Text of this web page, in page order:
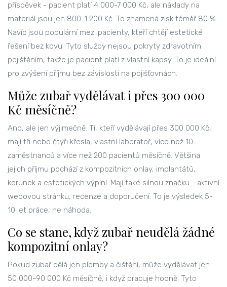
příspěvek - pacient platí 4 000-7 000 Kč, ale náklady na
materiál jsou jen 800-1 200 Kč. To znamená zisk téměř 80 %.
Navíc jsou populární mezi pacienty, kteří chtějí estetické
řešení bez kovu. Tyto služby nejsou pokryty zdravotním
pojištěním, takže je pacient platí z vlastní kapsy. To je ideální
pro zvýšení příjmu bez závislosti na pojišťovnách.
Může zubař vydělávat i přes 300 000
Kč měsíčně?
Ano, ale jen výjimečně. Ti, kteří vydělávají přes 300 000 Kč,
mají tři nebo čtyři křesla, vlastní laboratoř, více než 10
zaměstnanců a více než 200 pacientů měsíčně. Většina
jejich příjmu pochází z kompozitních onlay, implantátů,
korunek a estetických výplní. Mají také silnou značku - aktivní
webovou stránku, recenze a doporučení. To je výsledek 5-
10 let práce, ne náhoda.
Co se stane, když zubař neudělá žádné
kompozitní onlay?
Pokud zubař dělá jen plomby a čištění, může vydělávat jen
50 000-90 000 Kč měsíčně, i když pracuje hodně. Tyto